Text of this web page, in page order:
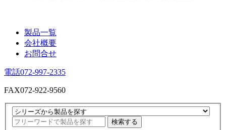
製品一覧
会社概要
お問合せ
電話072-997-2335
FAX072-922-9560
検索する